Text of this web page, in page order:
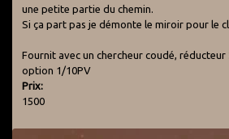
une petite partie du chemin.
Si ça part pas je démonte le miroir pour le
Fournit avec un chercheur coudé, réducteur
option 1/10PV
Prix:
1500